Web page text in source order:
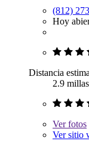
(812)
Hoy
Distancia
2.9 millas
Verfotos
Ver sitio